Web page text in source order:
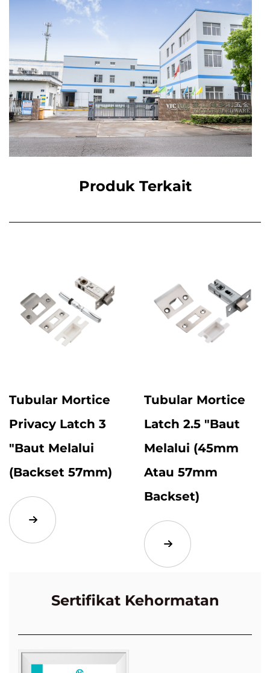
Produk Terkait
Tubular Mortice
Privacy Latch 3
"baut Melalui
(Backset 57mm)
Tubular Mortice
Latch 2.5 "baut
Melalui (45mm
Atau 57mm
Backset)
Sertifikat Kehormatan